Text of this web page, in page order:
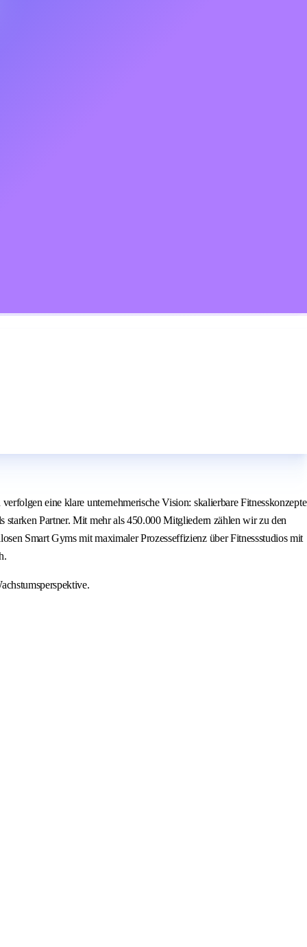
eine klare unternehmerische Vision: skalierbare Fitnesskonzepte
Partner. Mit mehr als 450.000 Mitgliedern zählen wir zu den
Smart Gyms mit maximaler Prozesseffizienz über Fitnessstudios mit